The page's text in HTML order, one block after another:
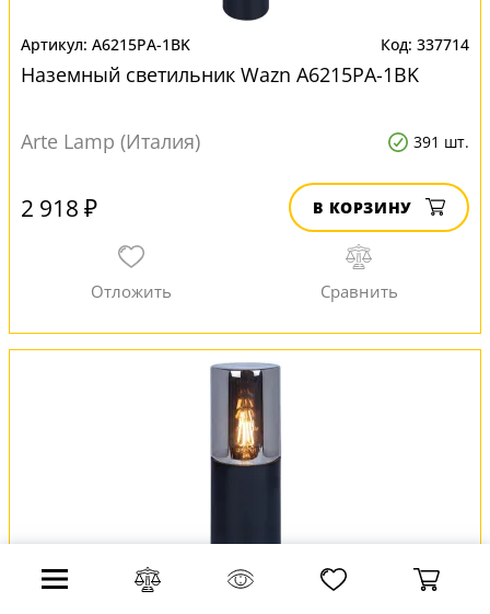
A6215PA-1BK 337714
Наземный светильник Wazn A6215PA-1BK
Arte Lamp (Италия) 391 шт.
2 918 ₽ В КОРЗИНУ